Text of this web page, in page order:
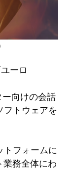
ーロ
向けの会話
トウェアを
トフォームに
務全体にわ